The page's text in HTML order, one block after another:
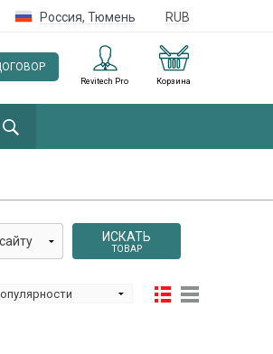
Россия, Тюмень RUB
Корзина
Revitech Pro
ИСКАТЬ
ТОВАР